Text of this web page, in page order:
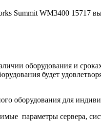
Summit WM3400 15717
оборудования и
будет
оборудования для
параметры сервера,